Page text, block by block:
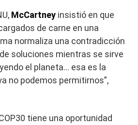
McCartney insistió en que
de carne en una
normaliza una contradicción
soluciones mientras se sirve
el planeta… esa es la
no podemos permitirnos”,
tiene una oportunidad